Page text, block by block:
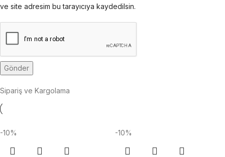
ve site adresim bu tarayıcıya kaydedilsin.
Sipariş ve Kargolama
-10% -10%